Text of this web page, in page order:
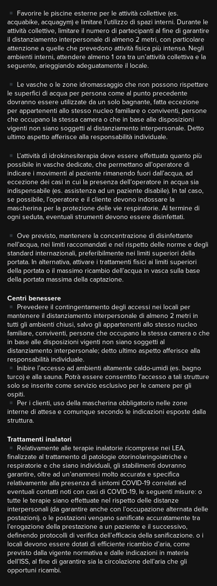
Favorire le piscine esterne per le attività collettive (es.
acquabike, acquagym) e limitare l’utilizzo di spazi interni. Durante le
attività collettive, limitare il numero di partecipanti al fine di garantire
il distanziamento interpersonale di almeno 2 metri, con particolare
attenzione a quelle che prevedono attività fisica più intensa. Negli
ambienti interni, attendere almeno 1 ora tra un’attività collettiva e la
seguente, arieggiando adeguatamente il locale.
Le vasche o le zone idromassaggio che non possono rispettare
le superfici di acqua per persona come al punto precedente
dovranno essere utilizzate da un solo bagnante, fatta eccezione
per appartenenti allo stesso nucleo familiare o conviventi, persone
che occupano la stessa camera o che in base alle disposizioni
vigenti non siano soggetti al distanziamento interpersonale. Detto
ultimo aspetto afferisce alla responsabilità individuale.
L’attività di idrokinesiterapia deve essere effettuata quanto più
possibile in vasche dedicate, che permettano all’operatore di
indicare i movimenti al paziente rimanendo fuori dall’acqua, ad
eccezione dei casi in cui la presenza dell’operatore in acqua sia
indispensabile (es. assistenza ad un paziente disabile). In tal caso,
se possibile, l’operatore e il cliente devono indossare la
mascherina per la protezione delle vie respiratorie. Al termine di
ogni seduta, eventuali strumenti devono essere disinfettati.
Ove previsto, mantenere la concentrazione di disinfettante
nell’acqua, nei limiti raccomandati e nel rispetto delle norme e degli
standard internazionali, preferibilmente nei limiti superiori della
portata. In alternativa, attivare i trattamenti fisici ai limiti superiori
della portata o il massimo ricambio dell’acqua in vasca sulla base
della portata massima della captazione.
Centri benessere
Prevedere il contingentamento degli accessi nei locali per
mantenere il distanziamento interpersonale di almeno 2 metri in
tutti gli ambienti chiusi, salvo gli appartenenti allo stesso nucleo
familiare, conviventi, persone che occupano la stessa camera o che
in base alle disposizioni vigenti non siano soggetti al
distanziamento interpersonale; detto ultimo aspetto afferisce alla
responsabilità individuale.
Inibire l’accesso ad ambienti altamente caldo-umidi (es. bagno
turco) e alla sauna. Potrà essere consentito l’accesso a tali strutture
solo se inserite come servizio esclusivo per le camere per gli
ospiti.
Per i clienti, uso della mascherina obbligatorio nelle zone
interne di attesa e comunque secondo le indicazioni esposte dalla
struttura.
Trattamenti inalatori
Relativamente alle terapie inalatorie ricomprese nei LEA,
finalizzate al trattamento di patologie otorinolaringoiatriche e
respiratorie e che siano individuali, gli stabilimenti dovranno
garantire, oltre ad un’anamnesi molto accurata e specifica
relativamente alla presenza di sintomi COVID-19 correlati ed
eventuali contatti noti con casi di COVID-19, le seguenti misure: o
tutte le terapie siano effettuate nel rispetto delle distanze
interpersonali (da garantire anche con l’occupazione alternata delle
postazioni). o le postazioni vengano sanificate accuratamente tra
l’erogazione della prestazione a un paziente e il successivo,
definendo protocolli di verifica dell’efficacia della sanificazione. o i
locali devono essere dotati di efficiente ricambio d’aria, come
previsto dalla vigente normativa e dalle indicazioni in materia
dell’ISS, al fine di garantire sia la circolazione dell’aria che gli
opportuni ricambi.